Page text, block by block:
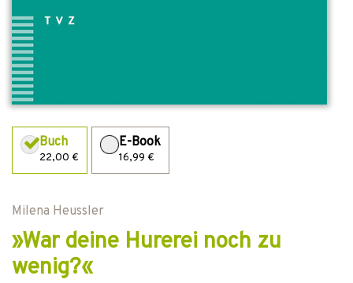
Buch
22,00 €
E-Book
16,99 €
Milena Heussler
»War deine Hurerei noch zu
wenig?«